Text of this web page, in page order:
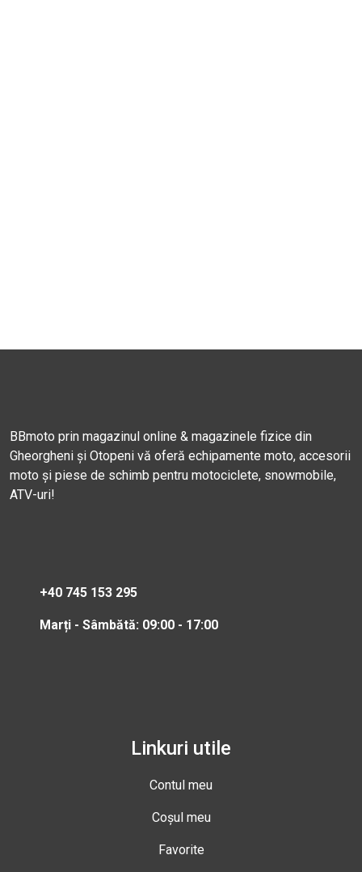
BBmoto prin magazinul online & magazinele fizice din
Gheorgheni și Otopeni vă oferă echipamente moto, accesorii
moto și piese de schimb pentru motociclete, snowmobile,
ATV-uri!
+40 745 153 295
Marți - Sâmbătă: 09:00 - 17:00
Linkuri utile
Contul meu
Coșul meu
Favorite